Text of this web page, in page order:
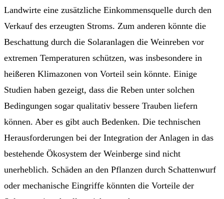
Landwirte eine zusätzliche Einkommensquelle durch den
Verkauf des erzeugten Stroms. Zum anderen könnte die
Beschattung durch die Solaranlagen die Weinreben vor
extremen Temperaturen schützen, was insbesondere in
heißeren Klimazonen von Vorteil sein könnte. Einige
Studien haben gezeigt, dass die Reben unter solchen
Bedingungen sogar qualitativ bessere Trauben liefern
können. Aber es gibt auch Bedenken. Die technischen
Herausforderungen bei der Integration der Anlagen in das
bestehende Ökosystem der Weinberge sind nicht
unerheblich. Schäden an den Pflanzen durch Schattenwurf
oder mechanische Eingriffe könnten die Vorteile der